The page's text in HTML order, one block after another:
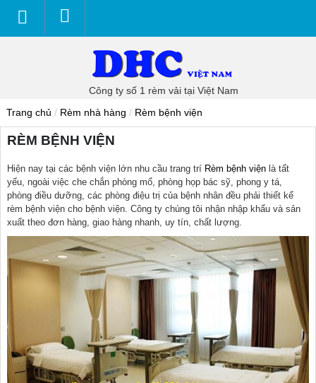
Công ty số 1 rèm vải tại Việt Nam
Trang chủ / Rèm nhà hàng / Rèm bệnh viện
RÈM BỆNH VIỆN
Hiện nay tại các bệnh viện lớn nhu cầu trang trí Rèm bệnh viện là tất
yếu, ngoài việc che chắn phòng mổ, phòng họp bác sỹ, phong y tá,
phòng điều dưỡng, các phòng điệu trị của bệnh nhân đều phải thiết kế
rèm bệnh viện cho bệnh viện. Công ty chúng tôi nhận nhập khẩu và sản
xuất theo đơn hàng, giao hàng nhanh, uy tín, chất lượng.